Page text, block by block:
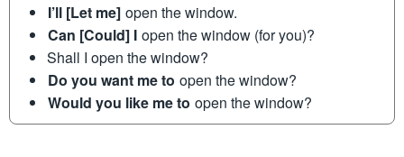
I’ll [Let me] open the window.
Can [Could] I open the window (for you)?
Shall I open the window?
Do you want me to open the window?
Would you like me to open the window?